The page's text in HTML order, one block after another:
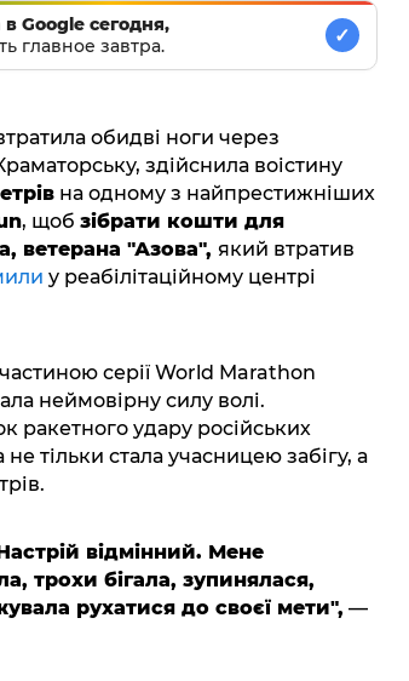
Google сегодня,
главное завтра.
✓
обидві ноги через
здійснила воістину
на одному з найпрестижніших
, щоб зібрати кошти для
ветерана "Азова", який втратив
у реабілітаційному центрі
серії World Marathon
неймовірну силу волі.
ракетного удару російських
тільки стала учасницею забігу, а
відмінний. Мене
трохи бігала, зупинялася,
рухатися до своєї мети", —